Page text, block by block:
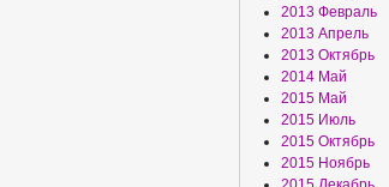
2013 Февраль
2013 Апрель
2013 Октябрь
2014 Май
2015 Май
2015 Июль
2015 Октябрь
2015 Ноябрь